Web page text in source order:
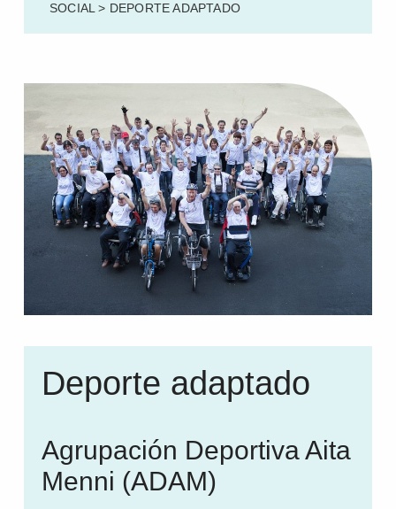
SOCIAL > DEPORTE ADAPTADO
Deporte adaptado
Agrupación Deportiva Aita
Menni (ADAM)